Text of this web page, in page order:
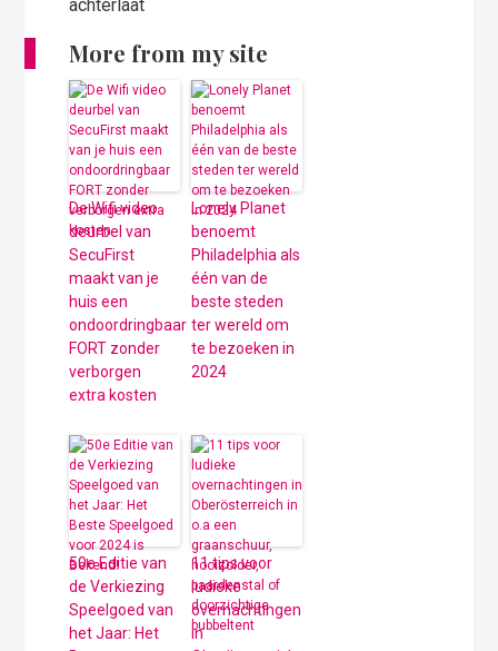
achterlaat
More from my site
De Wifi video
deurbel van
SecuFirst
maakt van je
huis een
ondoordringbaar
FORT zonder
verborgen
extra kosten
Lonely Planet
benoemt
Philadelphia als
één van de
beste steden
ter wereld om
te bezoeken in
2024
50e Editie van
de Verkiezing
Speelgoed van
het Jaar: Het
11 tips voor
ludieke
overnachtingen
in